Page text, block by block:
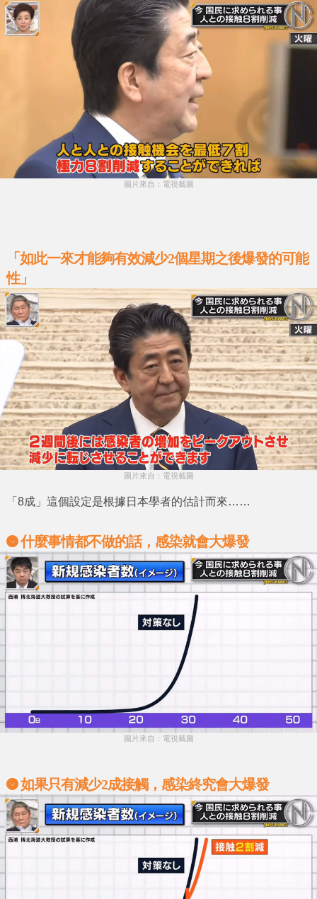
圖片來自：電視截圖
「如此一來才能夠有效減少2個星期之後爆發的可能
性」
圖片來自：電視截圖
「8成」 這個設定是根據日本學者的估計而來……
什麼事情都不做的話，感染就會大爆發
圖片來自：電視截圖
如果只有減少2成接觸，感染終究會大爆發